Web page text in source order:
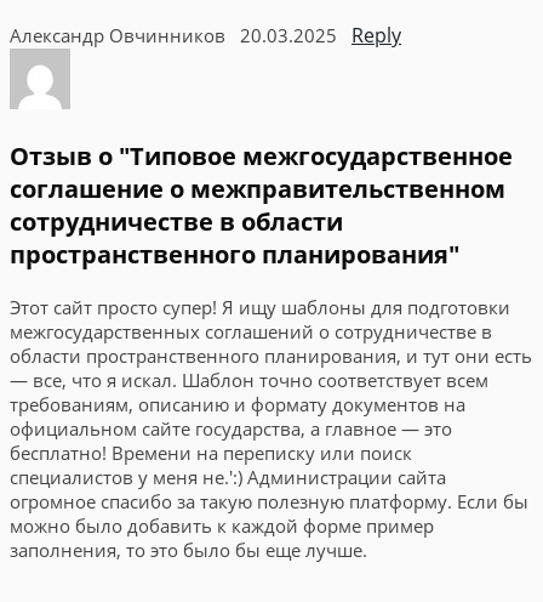
Александр Овчинников 20.03.2025 Reply
Отзыв о "Типовое межгосударственное
соглашение о межправительственном
сотрудничестве в области
пространственного планирования"
Этот сайт просто супер! Я ищу шаблоны для подготовки
межгосударственных соглашений о сотрудничестве в
области пространственного планирования, и тут они есть
— все, что я искал. Шаблон точно соответствует всем
требованиям, описанию и формату документов на
официальном сайте государства, а главное — это
бесплатно! Времени на переписку или поиск
специалистов у меня не.':) Администрации сайта
огромное спасибо за такую полезную платформу. Если бы
можно было добавить к каждой форме пример
заполнения, то это было бы еще лучше.